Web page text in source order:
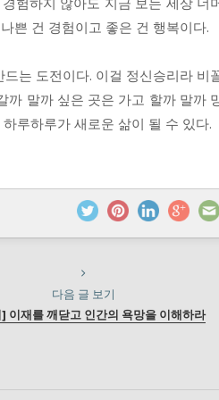
쁜 건 경험이고 좋은 건 행복이다.
는 도전이다. 이걸 정신승리라 비
까 말까 싶은 곳은 가고 할까 말까
루하루가 새로운 삶이 될 수 있다.
다음 글 보기
이재를 깨닫고 인간의 욕망을 이해하라